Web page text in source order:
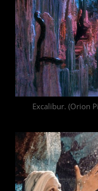
Excalibur. (Orion